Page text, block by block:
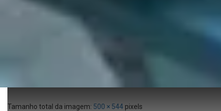
Tamanho total da imagem: 500 × 544 pixels